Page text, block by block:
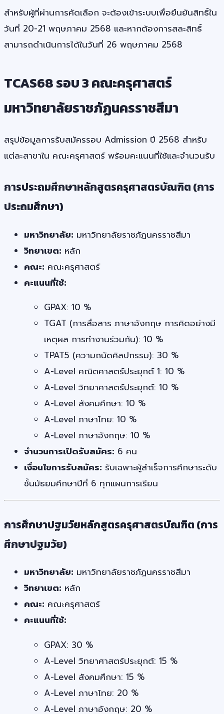
สำหรับผู้ที่ผ่านการคัดเลือก จะต้องเข้าระบบเพื่อยืนยันสิทธิ์ใน
วันที่ 20-21 พฤษภาคม 2568 และหากต้องการสละสิทธิ์
สามารถดำเนินการได้ในวันที่ 26 พฤษภาคม 2568
TCAS68 รอบ 3 คณะครุศาสตร์
มหาวิทยาลัยราชภัฏนครราชสีมา
สรุปข้อมูลการรับสมัครรอบ Admission ปี 2568 สำหรับ
แต่ละสาขาใน คณะครุศาสตร์ พร้อมคะแนนที่ใช้และจำนวนรับ
การประถมศึกษาหลักสูตรครุศาสตรบัณฑิต (การ
ประถมศึกษา)
มหาวิทยาลัย: มหาวิทยาลัยราชภัฏนครราชสีมา
วิทยาเขต: หลัก
คณะ: คณะครุศาสตร์
คะแนนที่ใช้:
GPAX: 10 %
TGAT (การสื่อสาร ภาษาอังกฤษ การคิดอย่างมี
เหตุผล การทำงานร่วมกัน): 10 %
TPAT5 (ความถนัดศิลปกรรม): 30 %
A-Level คณิตศาสตร์ประยุกต์ 1: 10 %
A-Level วิทยาศาสตร์ประยุกต์: 10 %
A-Level สังคมศึกษา: 10 %
A-Level ภาษาไทย: 10 %
A-Level ภาษาอังกฤษ: 10 %
จำนวนการเปิดรับสมัคร: 6 คน
เงื่อนไขการรับสมัคร: รับเฉพาะผู้สำเร็จการศึกษาระดับ
ชั้นมัธยมศึกษาปีที่ 6 ทุกแผนการเรียน
การศึกษาปฐมวัยหลักสูตรครุศาสตรบัณฑิต (การ
ศึกษาปฐมวัย)
มหาวิทยาลัย: มหาวิทยาลัยราชภัฏนครราชสีมา
วิทยาเขต: หลัก
คณะ: คณะครุศาสตร์
คะแนนที่ใช้:
GPAX: 30 %
A-Level วิทยาศาสตร์ประยุกต์: 15 %
A-Level สังคมศึกษา: 15 %
A-Level ภาษาไทย: 20 %
A-Level ภาษาอังกฤษ: 20 %